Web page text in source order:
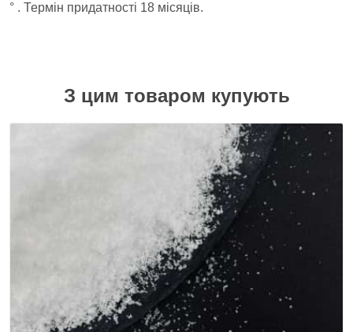
° . Термін придатності 18 місяців.
З цим товаром купують